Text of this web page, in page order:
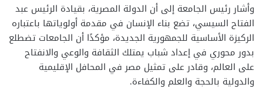
وأشار رئيس الجامعة إلى أن الدولة المصرية، بقيادة الرئيس عبد
الفتاح السيسي، تضع بناء الإنسان في مقدمة أولوياتها باعتباره
الركيزة الأساسية للجمهورية الجديدة، مؤكدًا أن الجامعات تضطلع
بدور محوري في إعداد شباب يمتلك الثقافة والوعي والانفتاح
على العالم، وقادر على تمثيل مصر في المحافل الإقليمية
والدولية بالحجة والعلم والكفاءة.